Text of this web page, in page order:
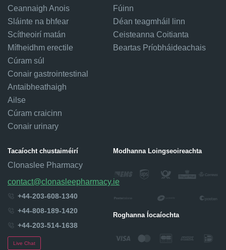
Ceannaigh Anois
Sláinte na bhfear
Scítheoirí matán
Mífheidhm erectile
Cúram súl
Conair gastrointestinal
Antaibheathaigh
Ailse
Cúram craicinn
Conair urinary
Fúinn
Déan teagmháil linn
Ceisteanna Coitianta
Beartas Príobháideachais
Tacaíocht chustaiméirí
Clonaslee Pharmacy
contact@clonasleepharmacy.ie
+44-203-608-1340
+44-808-189-1420
+44-203-514-1638
Live Chat
Modhanna Loingseoireachta
Roghanna Íocaíochta